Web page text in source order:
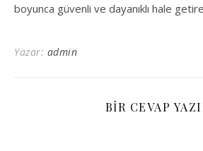
boyunca güvenli ve dayanıklı hale
Yazar: admin
BIR CEVAP